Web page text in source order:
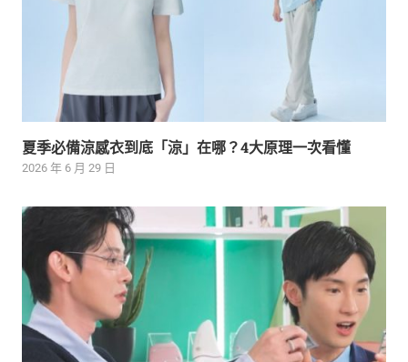
夏季必備涼感衣到底「涼」在哪？4大原理一次看懂
2026 年 6 月 29 日